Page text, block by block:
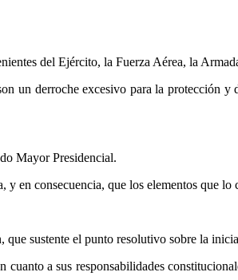
del Ejército, la Fuerza Aérea, la
un derroche excesivo para la protección
Mayor Presidencial.
en consecuencia, que los elementos que
sustente el punto resolutivo sobre la
a sus responsabilidades